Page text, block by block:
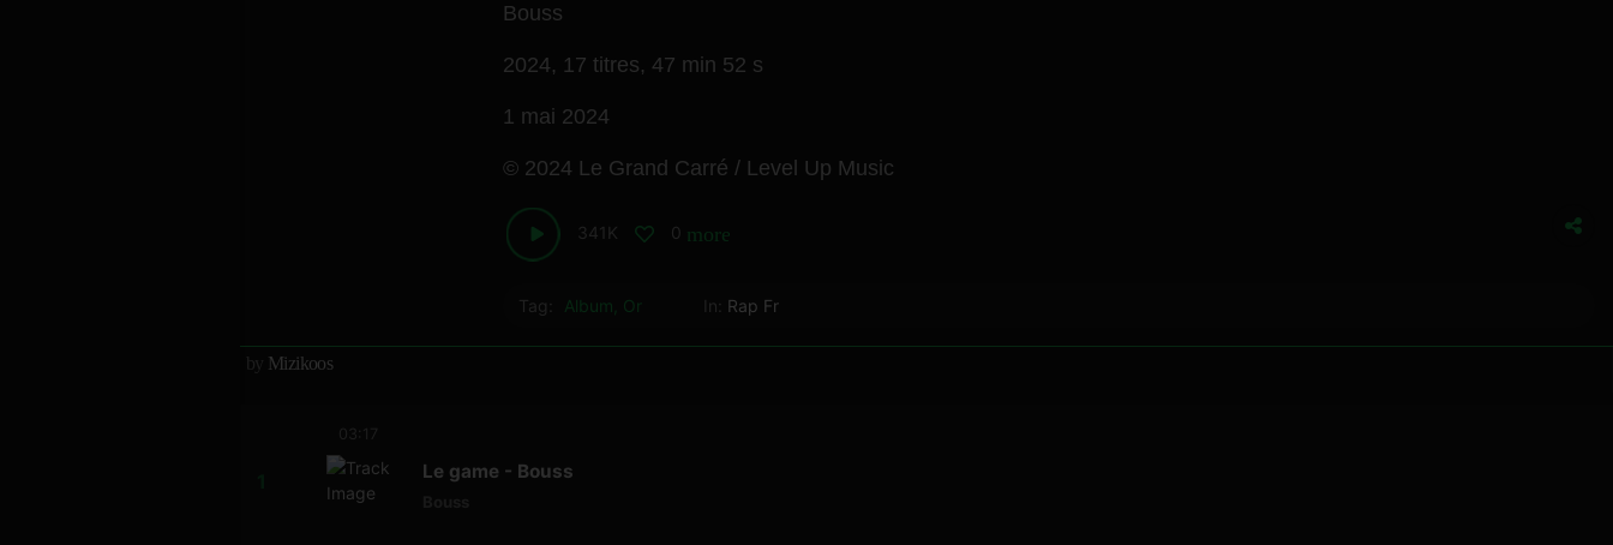
Bouss
2024, 17 titres, 47 min 52 s
1 mai 2024
© 2024 Le Grand Carré / Level Up Music
341K 0 more_horiz
Tag: Album Or In: Rap Fr
by Mizikoos
Le game - Bouss